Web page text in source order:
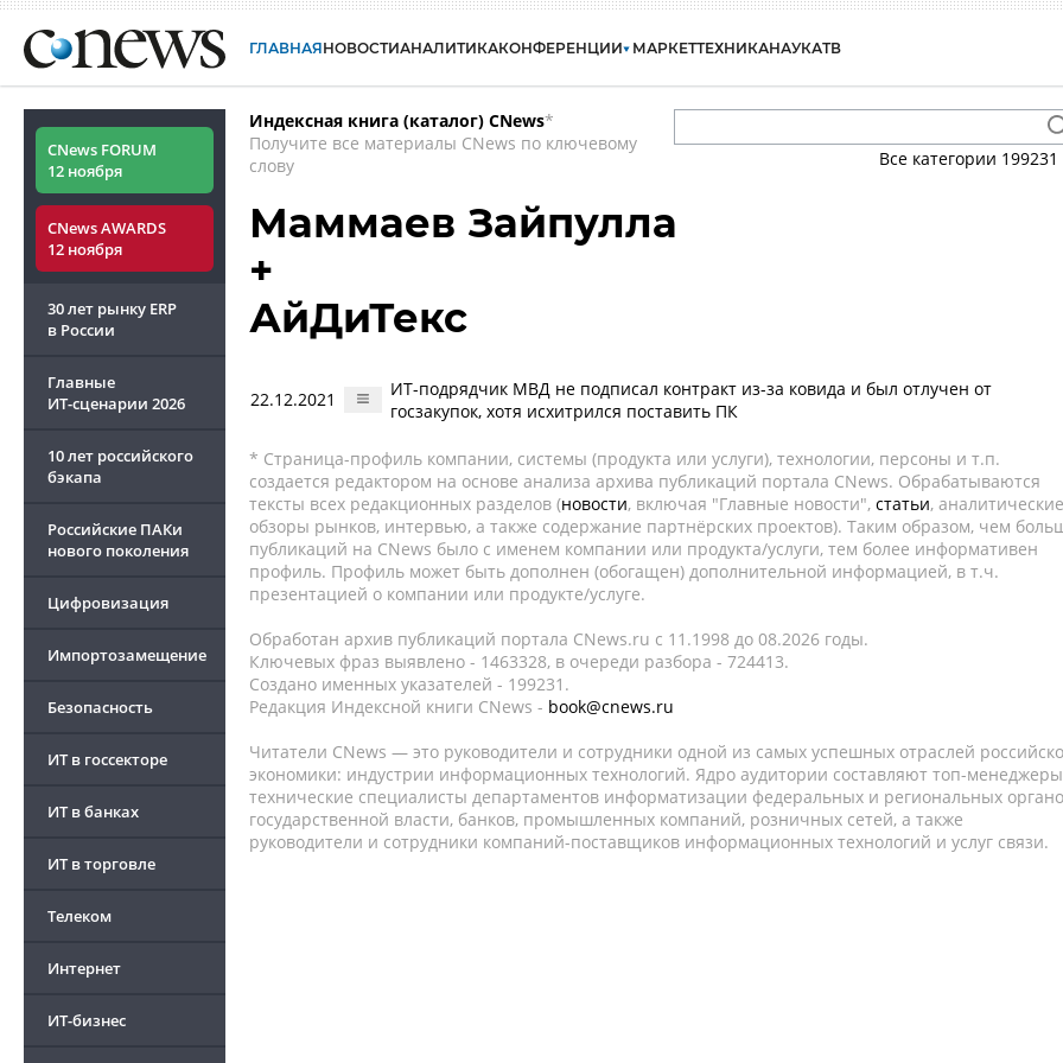
ГЛАВНАЯНОВОСТИАНАЛИТИКАКОНФЕРЕНЦИИ МАРКЕТТЕХНИКАНАУКАТВ
CNews FORUM
12 ноября
CNews AWARDS
12 ноября
30 лет рынку ERP
в России
Главные
ИТ-сценарии 2026
10 лет российского
бэкапа
Российские ПАКи
нового поколения
Цифровизация
Импортозамещение
Безопасность
ИТ в госсекторе
ИТ в банках
ИТ в торговле
Телеком
Интернет
ИТ-бизнес
Индексная книга (каталог) CNews*
Получите все материалы CNews по ключевому
слову
Все категории 199231
Маммаев Зайпулла
+
АйДиТекс
22.12.2021
ИТ-подрядчик МВД не подписал контракт из-за ковида и был отлучен от
госзакупок, хотя исхитрился поставить ПК
* Страница-профиль компании, системы (продукта или услуги), технологии, персоны и т.п.
создается редактором на основе анализа архива публикаций портала CNews. Обрабатываются
тексты всех редакционных разделов (новости, включая "Главные новости", статьи, аналитические
обзоры рынков, интервью, а также содержание партнёрских проектов). Таким образом, чем
публикаций на CNews было с именем компании или продукта/услуги, тем более информативен
профиль. Профиль может быть дополнен (обогащен) дополнительной информацией, в т.ч.
презентацией о компании или продукте/услуге.
Обработан архив публикаций портала CNews.ru c 11.1998 до 08.2026 годы.
Ключевых фраз выявлено - 1463328, в очереди разбора - 724413.
Создано именных указателей - 199231.
Редакция Индексной книги CNews - book@cnews.ru
Читатели CNews — это руководители и сотрудники одной из самых успешных отраслей
экономики: индустрии информационных технологий. Ядро аудитории составляют топ-
технические специалисты департаментов информатизации федеральных и региональных
государственной власти, банков, промышленных компаний, розничных сетей, а также
руководители и сотрудники компаний-поставщиков информационных технологий и услуг связи.